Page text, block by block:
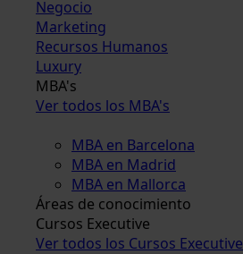
Negocio
Marketing
Recursos Humanos
Luxury
MBA's
Ver todos los MBA's
MBA en Barcelona
MBA en Madrid
MBA en Mallorca
Áreas de conocimiento
Cursos Executive
Ver todos los Cursos Executive